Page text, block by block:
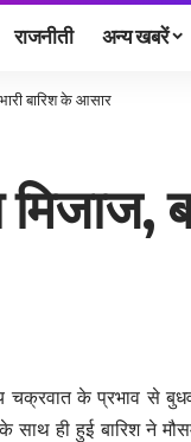
राजनीती अन्य खबरें
बारिश के आसार
चक्रवात के प्रभाव से
ही हुई बारिश ने